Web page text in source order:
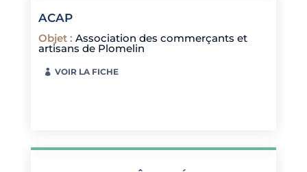
ACAP
Objet : Association des commerçants et
artisans de Plomelin
VOIR LA FICHE